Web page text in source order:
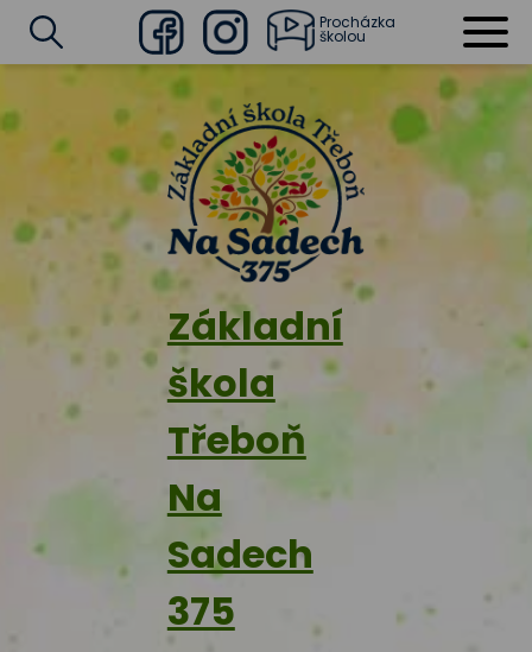
Základní
škola
Třeboň
Na
Sadech
375
FacebookInstagram
Procházka
školou